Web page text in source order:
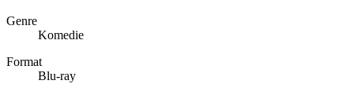
Genre
Komedie
Format
Blu-ray